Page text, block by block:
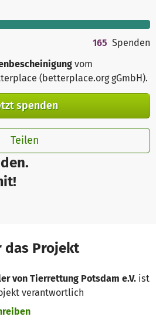
165 Spenden
vom
(betterplace.org gGmbH).
spenden
Teilen
das Projekt
von Tierrettung Potsdam e.V. ist
verantwortlich